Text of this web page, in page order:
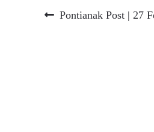
Navigasi
Previous
Pontianak Post | 27